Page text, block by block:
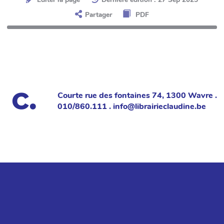
Partager
PDF
Courte rue des fontaines 74, 1300 Wavre .
010/860.111 . info@librairieclaudine.be